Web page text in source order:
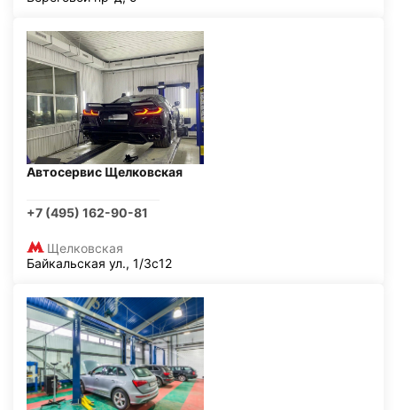
Автосервис Щелковская
+7 (495) 162-90-81
Щелковская
Байкальская ул., 1/3с12